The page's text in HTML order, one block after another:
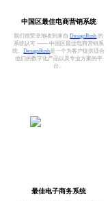
中国区最佳电商营销系统
我们很荣幸地收到来自DesignRush 的
系统认可 —— 中国区最佳电商营销系
统。DesignRush是一个为客户提供适合
他们的数字化产品以及专业方案的平
台。
最佳电子商务系统